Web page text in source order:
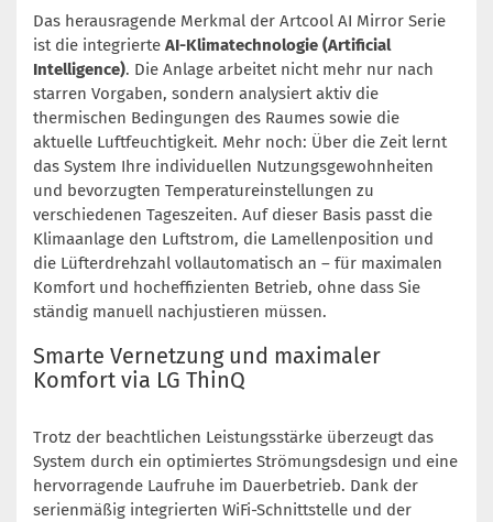
Das herausragende Merkmal der Artcool AI Mirror Serie
ist die integrierte AI-Klimatechnologie (Artificial
Intelligence). Die Anlage arbeitet nicht mehr nur nach
starren Vorgaben, sondern analysiert aktiv die
thermischen Bedingungen des Raumes sowie die
aktuelle Luftfeuchtigkeit. Mehr noch: Über die Zeit lernt
das System Ihre individuellen Nutzungsgewohnheiten
und bevorzugten Temperatureinstellungen zu
verschiedenen Tageszeiten. Auf dieser Basis passt die
Klimaanlage den Luftstrom, die Lamellenposition und
die Lüfterdrehzahl vollautomatisch an – für maximalen
Komfort und hocheffizienten Betrieb, ohne dass Sie
ständig manuell nachjustieren müssen.
Smarte Vernetzung und maximaler
Komfort via LG ThinQ
Trotz der beachtlichen Leistungsstärke überzeugt das
System durch ein optimiertes Strömungsdesign und eine
hervorragende Laufruhe im Dauerbetrieb. Dank der
serienmäßig integrierten WiFi-Schnittstelle und der